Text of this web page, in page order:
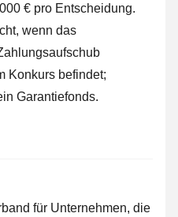
€ pro Entscheidung.
wenn das
Konkurs befindet;
Garantiefonds.
für Unternehmen, die